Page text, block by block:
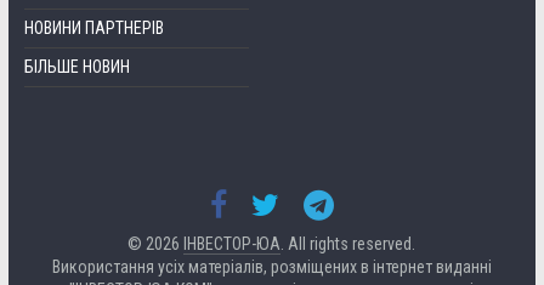
НОВИНИ ПАРТНЕРІВ
БІЛЬШЕ НОВИН
© 2026 ІНВЕСТОР-ЮА . All rights reserved.
Використання усіх матеріалів, розміщених в інтернет виданні